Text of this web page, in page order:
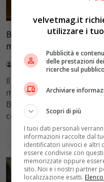
Blasi vs Totti: il giudice
mantenimento a 10.900
Redazione VelvetMAG 4
Il Tribunale di Roma ha
mantenimento figli a
Blasi, respingendo la
conduttrice.
Leggi di più
velvetmag.it
utilizzare i
Pubblicità e
delle prestazioni
ricerche sul
Archiviare
Scopri di più
I tuoi dati personali
informazioni raccolte dal
identificatori univoci e
essere condivise con
memorizzate oppure
sito. Noi e i nostri partner
localizzazione esatti.